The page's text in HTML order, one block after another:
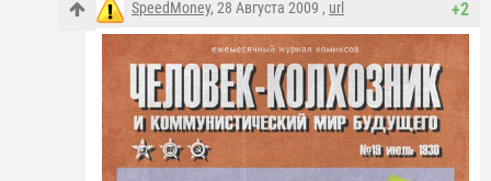
+2
SpeedMoney, 28 Августа 2009 , url